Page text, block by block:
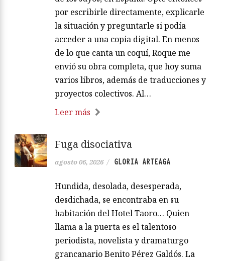
por escribirle directamente, explicarle
la situación y preguntarle si podía
acceder a una copia digital. En menos
de lo que canta un coquí, Roque me
envió su obra completa, que hoy suma
varios libros, además de traducciones y
proyectos colectivos. Al…
Leer más
Fuga disociativa
agosto 06, 2026 / GLORIA ARTEAGA
Hundida, desolada, desesperada,
desdichada, se encontraba en su
habitación del Hotel Taoro… Quien
llama a la puerta es el talentoso
periodista, novelista y dramaturgo
grancanario Benito Pérez Galdós. La